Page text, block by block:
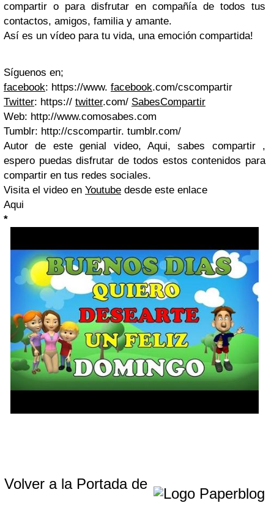
compartir o para disfrutar en compañía de todos tus
contactos, amigos, familia y amante.
Así es un vídeo para tu vida, una emoción compartida!
Síguenos en;
facebook: https://www. facebook.com/cscompartir
Twitter: https:// twitter.com/ SabesCompartir
Web: http://www.comosabes.com
Tumblr: http://cscompartir. tumblr.com/
Autor de este genial video, Aqui, sabes compartir ,
espero puedas disfrutar de todos estos contenidos para
compartir en tus redes sociales.
Visita el video en Youtube desde este enlace
Aqui
*
Volver a la Portada de